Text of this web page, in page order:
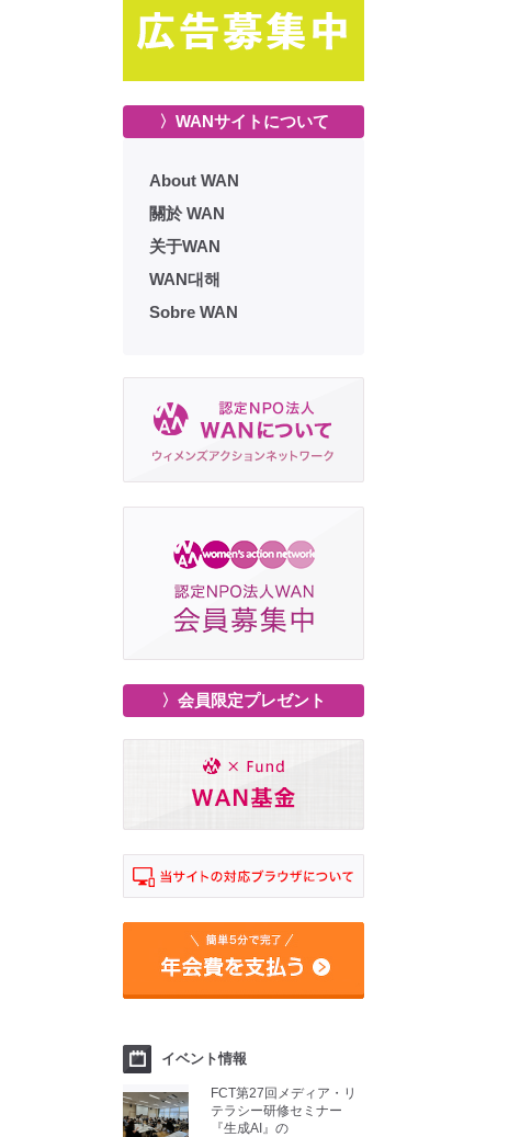
〉WANサイトについて
About WAN
關於 WAN
关于WAN
WAN대해
Sobre WAN
〉会員限定プレゼント
イベント情報
FCT第27回メディア・リ
テラシー研修セミナー
『生成AI』の